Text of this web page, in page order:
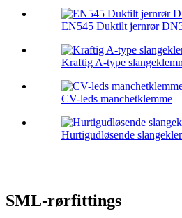
EN545 Duktilt jernrør
Kraftig A-type
CV-leds manchetklemme
Hurtigudløsende
SML-rørfittings